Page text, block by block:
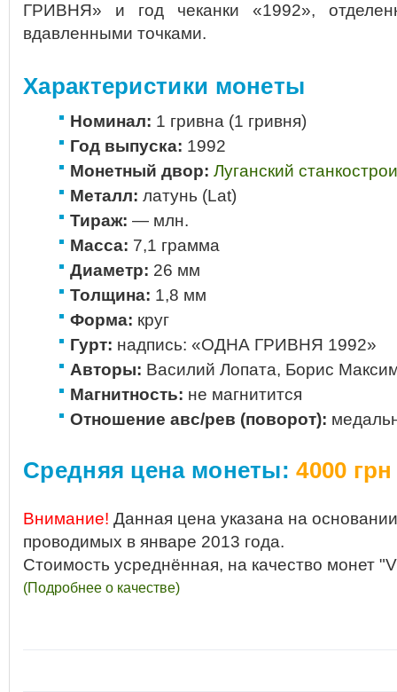
ГРИВНЯ» и год чеканки «1992»,
вдавленными точками.
Характеристики монеты
Номинал: 1 гривна (1 гривня)
Год выпуска: 1992
Монетный двор: Луганский
Металл: латунь (Lat)
Тираж: — млн.
Масса: 7,1 грамма
Диаметр: 26 мм
Толщина: 1,8 мм
Форма: круг
Гурт: надпись: «ОДНА ГРИВНЯ 1992»
Авторы: Василий Лопата, Борис
Магнитность: не магнитится
Отношение авс/рев (поворот):
Средняя цена монеты:4000 грн
Внимание! Данная цена указана на
проводимых в январе 2013 года.
Стоимость усреднённая, на качество монет
(Подробнее о качестве)